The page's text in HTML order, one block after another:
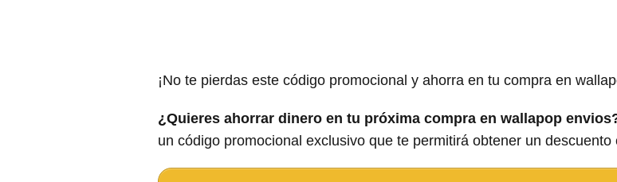
¡No te pierdas este código promocional y ahorra en tu compra en
¿Quieres ahorrar dinero en tu próxima compra en wallapop
un código promocional exclusivo que te permitirá obtener un descuento